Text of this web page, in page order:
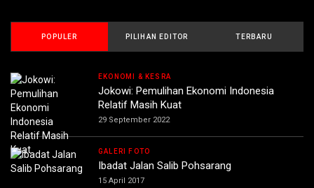
POPULER PILIHAN EDITOR TERBARU
EKONOMI & KESRA
Jokowi: Pemulihan Ekonomi Indonesia
Relatif Masih Kuat
29 September 2022
GALERI FOTO
Ibadat Jalan Salib Pohsarang
15 April 2017